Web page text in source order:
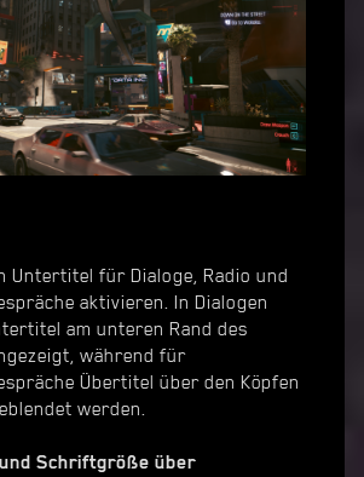
Untertitel für Dialoge, Radio und
aktivieren. In Dialogen
am unteren Rand des
während für
Übertitel über den Köpfen
werden.
Schriftgröße über